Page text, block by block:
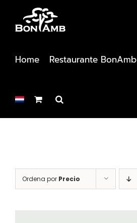
contenido
Home Restaurante BonAmb
Ordena por Precio